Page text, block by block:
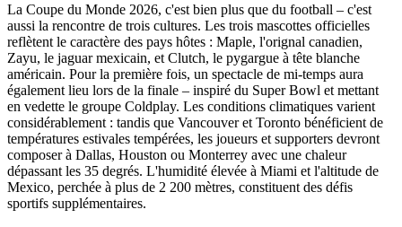
La Coupe du Monde 2026, c'est bien plus que du football – c'est
aussi la rencontre de trois cultures. Les trois mascottes officielles
reflètent le caractère des pays hôtes : Maple, l'orignal canadien,
Zayu, le jaguar mexicain, et Clutch, le pygargue à tête blanche
américain. Pour la première fois, un spectacle de mi-temps aura
également lieu lors de la finale – inspiré du Super Bowl et mettant
en vedette le groupe Coldplay. Les conditions climatiques varient
considérablement : tandis que Vancouver et Toronto bénéficient de
températures estivales tempérées, les joueurs et supporters devront
composer à Dallas, Houston ou Monterrey avec une chaleur
dépassant les 35 degrés. L'humidité élevée à Miami et l'altitude de
Mexico, perchée à plus de 2 200 mètres, constituent des défis
sportifs supplémentaires.